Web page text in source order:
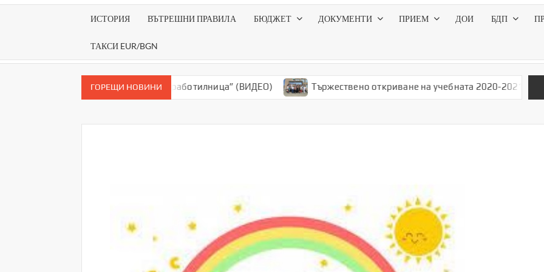
ИСТОРИЯ ВЪТРЕШНИ ПРАВИЛА БЮДЖЕТ ДОКУМЕНТИ ПРИЕМ ДОИ БДП
ТАКСИ EUR/BGN
ГОРЕЩИ НОВИНИ
Клуб “Дигитална работилница” (ВИДЕО) Тържествено откриване на учебната 2020-2021 година